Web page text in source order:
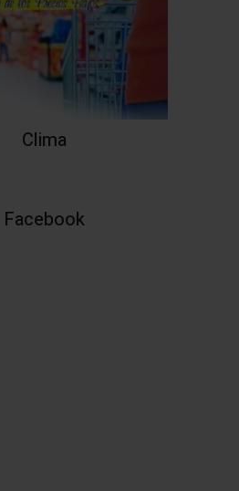
Clima
Facebook